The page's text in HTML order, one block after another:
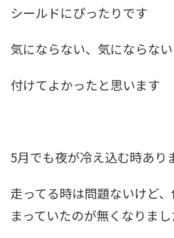
シールドにぴったりです
気にならない、気にならない
付けてよかったと思います
5月でも夜が冷え込む時あり
走ってる時は問題ないけど
まっていたのが無くなりま